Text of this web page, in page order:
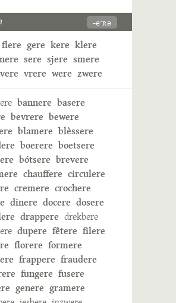
-eˑʀə
flere gere kere klere
nere sere sjere smere
vere vrere were zwere
bannere basere
bevrere bewere
blamere blèssere
boerere boetsere
bótsere brevere
chauffere circulere
cremere crochere
dinere docere dosere
drappere drekbere
dupere fêtere filere
florere formere
frappere fraudere
fungere fusere
genere gramere